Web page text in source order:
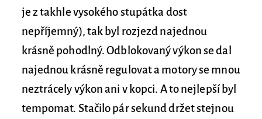
je z takhle vysokého stupátka dost
nepříjemný), tak byl rozjezd najednou
krásně pohodlný. Odblokovaný výkon se dal
najednou krásně regulovat a motory se mnou
neztrácely výkon ani v kopci. A to nejlepší byl
tempomat. Stačilo pár sekund držet stejnou